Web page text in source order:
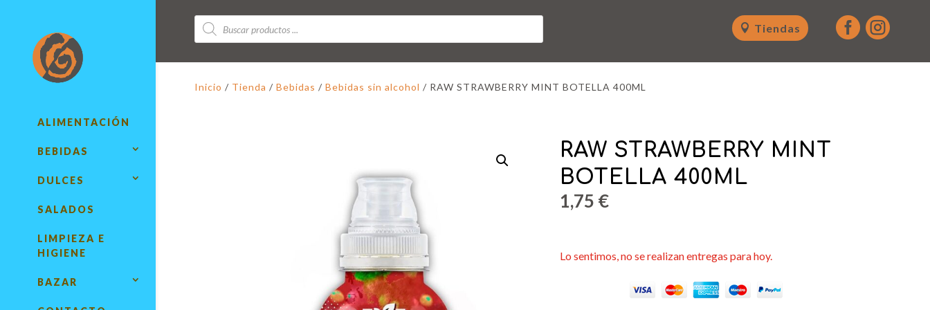
ALIMENTACIÓN
BEBIDAS
DULCES
SALADOS
LIMPIEZA E
HIGIENE
BAZAR
Búsqueda
de
productos
Tiendas  
Inicio / Tienda / Bebidas / Bebidas sin alcohol / RAW STRAWBERRY MINT BOTELLA 400ML
RAW STRAWBERRY MINT
BOTELLA 400ML
1,75 €
Lo sentimos, no se realizan entregas para hoy.